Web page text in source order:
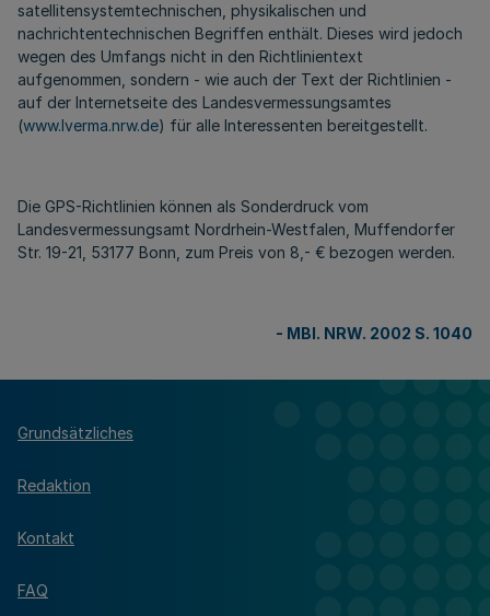
satellitensystemtechnischen, physikalischen und
nachrichtentechnischen Begriffen enthält. Dieses wird jedoch
wegen des Umfangs nicht in den Richtlinientext
aufgenommen, sondern - wie auch der Text der Richtlinien -
auf der Internetseite des Landesvermessungsamtes
(www.lverma.nrw.de) für alle Interessenten bereitgestellt.
Die GPS-Richtlinien können als Sonderdruck vom
Landesvermessungsamt Nordrhein-Westfalen, Muffendorfer
Str. 19-21, 53177 Bonn, zum Preis von 8,- € bezogen werden.
- MBl. NRW. 2002 S. 1040
Grundsätzliches
Redaktion
Kontakt
FAQ